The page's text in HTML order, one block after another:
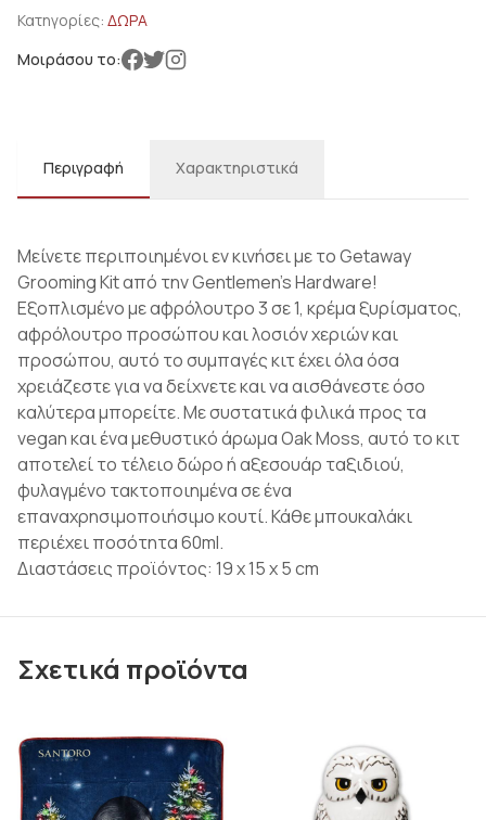
Κατηγορίες: ΔΩΡΑ
Μοιράσου το:
Περιγραφή Χαρακτηριστικά
Μείνετε περιποιημένοι εν κινήσει με το Getaway
Grooming Kit από την Gentlemen’s Hardware!
Εξοπλισμένο με αφρόλουτρο 3 σε 1, κρέμα ξυρίσματος,
αφρόλουτρο προσώπου και λοσιόν χεριών και
προσώπου, αυτό το συμπαγές κιτ έχει όλα όσα
χρειάζεστε για να δείχνετε και να αισθάνεστε όσο
καλύτερα μπορείτε. Με συστατικά φιλικά προς τα
vegan και ένα μεθυστικό άρωμα Oak Moss, αυτό το κιτ
αποτελεί το τέλειο δώρο ή αξεσουάρ ταξιδιού,
φυλαγμένο τακτοποιημένα σε ένα
επαναχρησιμοποιήσιμο κουτί. Κάθε μπουκαλάκι
περιέχει ποσότητα 60ml.
Διαστάσεις προϊόντος: 19 x 15 x 5 cm
Σχετικά προϊόντα